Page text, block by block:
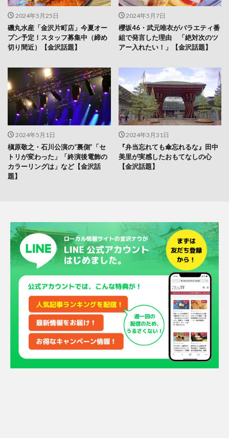
2024年5月25日
磯丸水産「金沢片町店」今夏オー
プン予定！スタッフ募集中（締め
切り間近）【金沢話題】
2024年5月7日
櫻坂46・武元唯衣がバラエティ番
組で発言した理由 「絶対次のツ
アー入れたい！」【金沢話題】
2024年5月1日
槇原敬之・石川公演の“裏側”「セ
トリが変わった」「終演後電飾の
カラーリングは」など【金沢話
題】
2024年3月31日
『弁当忘れても傘忘れるな』田中
美里が実感したおもてなしの心
【金沢話題】